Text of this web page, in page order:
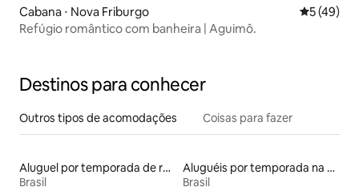
Cabana ⋅ Nova Friburgo 5 de uma
5 (49)
Refúgio romântico com banheira | Aguimô.
Destinos para conhecer
Outros tipos de acomodações Coisas para fazer
Aluguel por temporada de ranchos
Brasil
Aluguéis por temporada na orla
Brasil